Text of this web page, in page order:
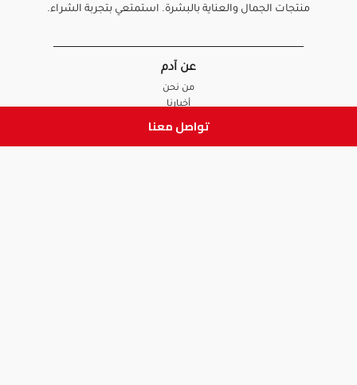
تواصل معنا
منتجات الجمال والعناية بالبشرة. استمتعي بتجربة الشراء.
عن آدم
من نحن
أخبارنا
الأسئلة الشائعة
تواصل معنا